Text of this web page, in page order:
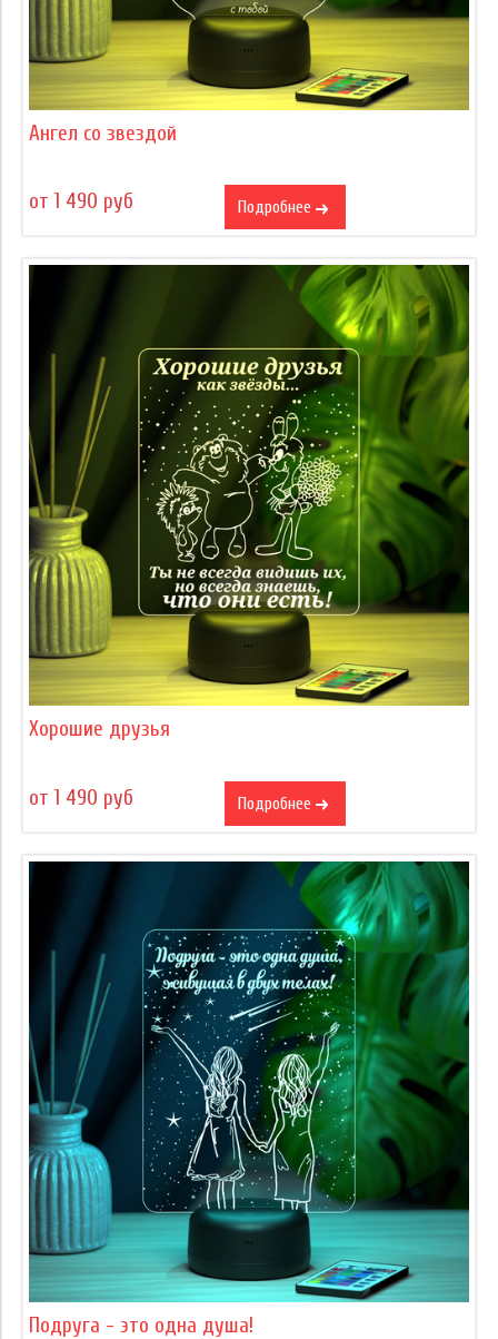
Ангел со звездой
от 1 490 руб Подробнее
Хорошие друзья
от 1 490 руб Подробнее
Подруга - это одна душа!